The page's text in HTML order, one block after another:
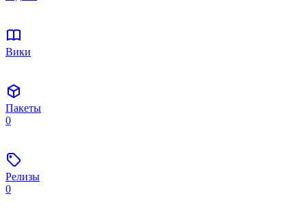
Вики
Пакеты
0
Релизы
0